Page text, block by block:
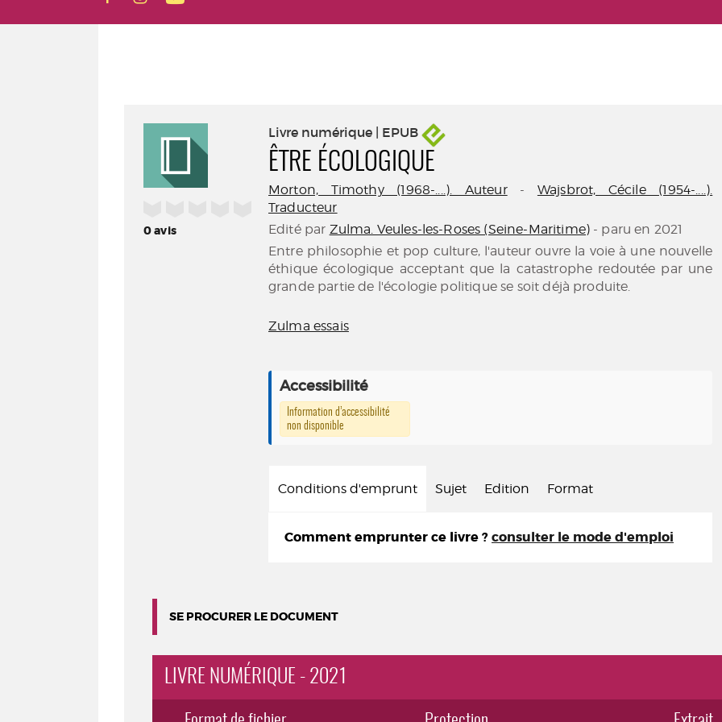
0avis
Livre numérique | EPUB
ÊTRE ÉCOLOGIQUE
Morton, Timothy (1968-....). Auteur- Wajsbrot, Cécile (1954-....).
Traducteur
Edité par Zulma. Veules-les-Roses (Seine-Maritime) - paru en 2021
Entre philosophie et pop culture, l'auteur ouvre la voie à une nouvelle
éthique écologique acceptant que la catastrophe redoutée par une
grande partie de l'écologie politique se soit déjà produite.
Zulma essais
Accessibilité
Information d’accessibilité
non disponible
Conditions d'emprunt Sujet Edition Format
Comment emprunter ce livre ? consulter le mode d'emploi
SE PROCURER LE DOCUMENT
LIVRE NUMÉRIQUE - 2021